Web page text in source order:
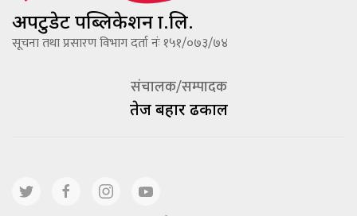
अपटुडेट पब्लिकेशन प्रा.लि.
सूचना तथा प्रसारण विभाग दर्ता नंः १५१/०७३/७४
संचालक/सम्पादक
तेज बहादूर ढकाल